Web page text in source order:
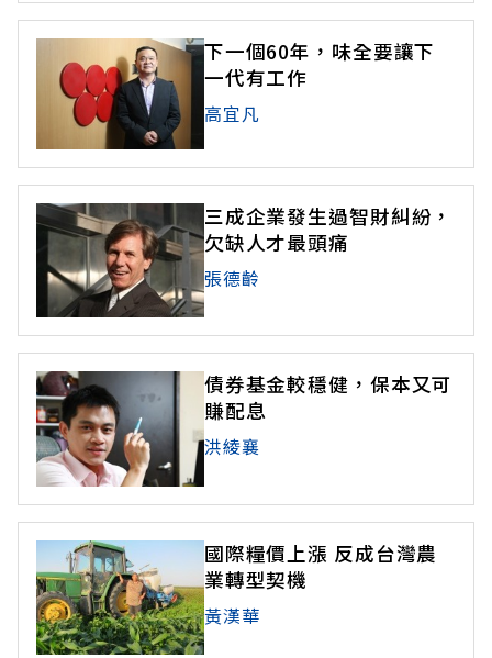
下一個60年，味全要讓下
一代有工作
高宜凡
三成企業發生過智財糾紛，
欠缺人才最頭痛
張德齡
債券基金較穩健，保本又可
賺配息
洪綾襄
國際糧價上漲 反成台灣農
業轉型契機
黃漢華